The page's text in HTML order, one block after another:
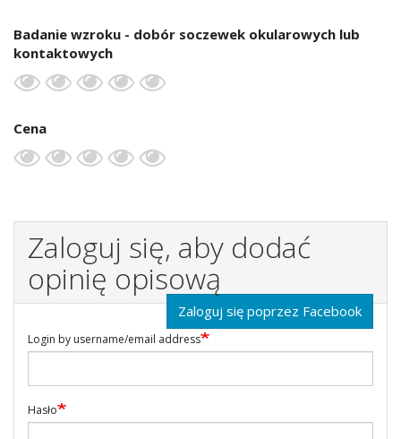
Badanie wzroku - dobór soczewek okularowych lub
kontaktowych
Cena
Zaloguj się, aby dodać
opinię opisową
Zaloguj się poprzez Facebook
Login by username/email address
Hasło